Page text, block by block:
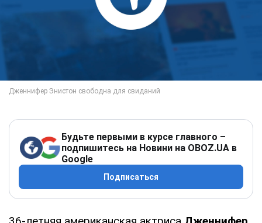
Будьте первыми в курсе главного –
подпишитесь на Новини на OBOZ.UA в
Google
Подписаться